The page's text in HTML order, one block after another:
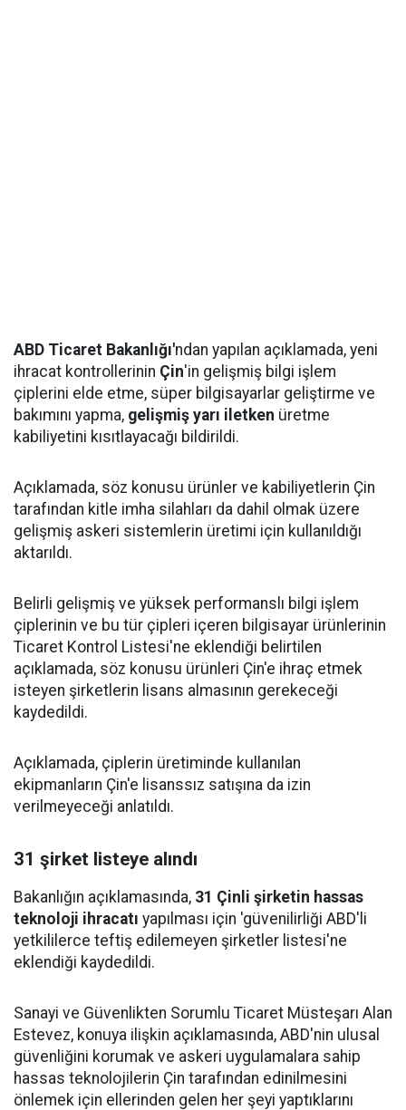
ABD Ticaret Bakanlığı'ndan yapılan açıklamada, yeni
ihracat kontrollerinin Çin'in gelişmiş bilgi işlem
çiplerini elde etme, süper bilgisayarlar geliştirme ve
bakımını yapma, gelişmiş yarı iletken üretme
kabiliyetini kısıtlayacağı bildirildi.
Açıklamada, söz konusu ürünler ve kabiliyetlerin Çin
tarafından kitle imha silahları da dahil olmak üzere
gelişmiş askeri sistemlerin üretimi için kullanıldığı
aktarıldı.
Belirli gelişmiş ve yüksek performanslı bilgi işlem
çiplerinin ve bu tür çipleri içeren bilgisayar ürünlerinin
Ticaret Kontrol Listesi'ne eklendiği belirtilen
açıklamada, söz konusu ürünleri Çin'e ihraç etmek
isteyen şirketlerin lisans almasının gerekeceği
kaydedildi.
Açıklamada, çiplerin üretiminde kullanılan
ekipmanların Çin'e lisanssız satışına da izin
verilmeyeceği anlatıldı.
31 şirket listeye alındı
Bakanlığın açıklamasında, 31 Çinli şirketin hassas
teknoloji ihracatı yapılması için 'güvenilirliği ABD'li
yetkililerce teftiş edilemeyen şirketler listesi'ne
eklendiği kaydedildi.
Sanayi ve Güvenlikten Sorumlu Ticaret Müsteşarı Alan
Estevez, konuya ilişkin açıklamasında, ABD'nin ulusal
güvenliğini korumak ve askeri uygulamalara sahip
hassas teknolojilerin Çin tarafından edinilmesini
önlemek için ellerinden gelen her şeyi yaptıklarını